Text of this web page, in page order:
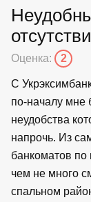
Оценка: 2
С
по-началу мне
неудобства
напрочь. Из
банкоматов по
чем не много
спальном